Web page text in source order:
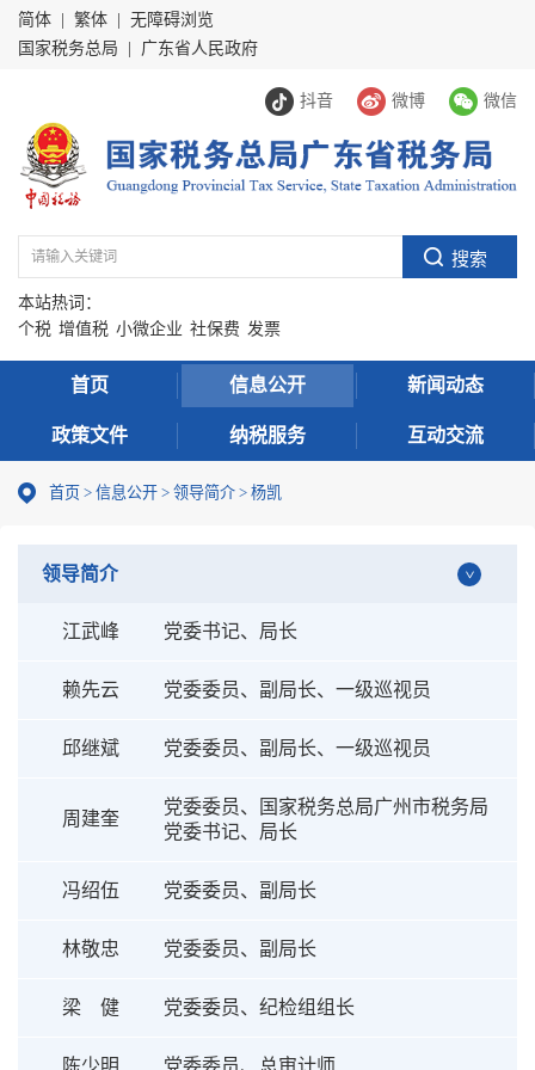
简体 繁体
无障碍浏览
国家税务总局
广东省人民政府
抖音 微博 微信
本站热词：
个税 增值税 小微企业 社保费 发票
首页 信息公开 新闻动态
政策文件 纳税服务 互动交流
首页 > 信息公开 > 领导简介 > 杨凯
领导简介
江武峰 党委书记、局长
赖先云 党委委员、副局长、一级巡视员
邱继斌 党委委员、副局长、一级巡视员
周建奎
党委委员、国家税务总局广州市税务局
党委书记、局长
冯绍伍 党委委员、副局长
林敬忠 党委委员、副局长
梁 健 党委委员、纪检组组长
陈少明 党委委员、总审计师